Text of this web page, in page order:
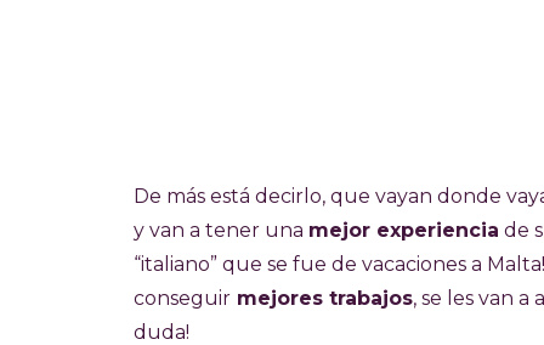
De más está decirlo, que vayan donde
y van a tener una mejor experiencia de
“italiano” que se fue de vacaciones a
conseguir mejores trabajos, se les van
duda!